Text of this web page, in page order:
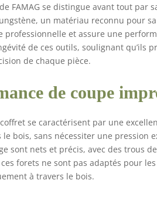
FAMAG se distingue avant tout
un matériau reconnu pour
professionnelle et assure une
de ces outils, soulignant qu’ils
de chaque pièce.
de coupe
se caractérisent par une
le bois, sans nécessiter une
sont nets et précis, avec des trous
forets ne sont pas adaptés pour
à travers le bois.